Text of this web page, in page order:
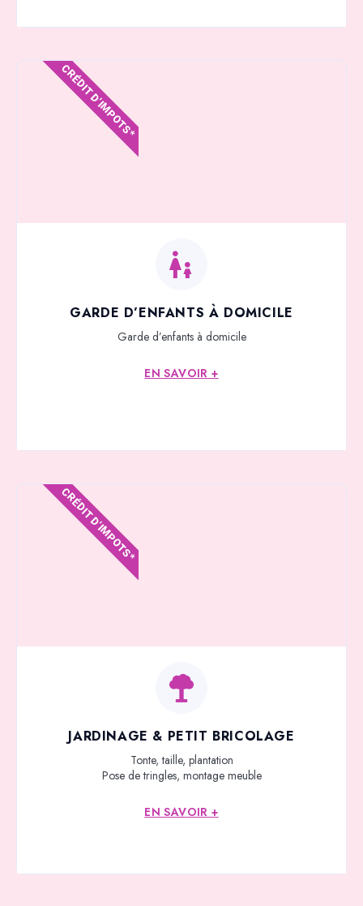
GARDE D’ENFANTS À DOMICILE
Garde d’enfants à domicile
EN SAVOIR +
CRÉDIT D'IMPOTS*
JARDINAGE & PETIT BRICOLAGE
Tonte, taille, plantation
Pose de tringles, montage meuble
EN SAVOIR +
CRÉDIT D'IMPOTS*